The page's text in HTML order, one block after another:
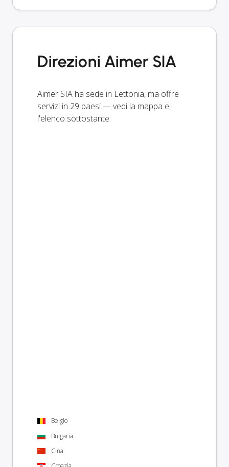
Direzioni Aimer SIA
Aimer SIA ha sede in Lettonia, ma offre
servizi in 29 paesi — vedi la mappa e
l'elenco sottostante.
Belgio
Bulgaria
Cina